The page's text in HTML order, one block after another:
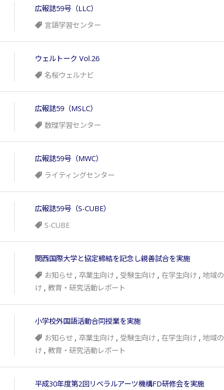
広報誌59号（LLC）
言語学習センター
ウェルトーク Vol.26
名桜ウェルナビ
広報誌59（MSLC）
数理学習センター
広報誌59号（MWC）
ライティングセンター
広報誌59号（S-CUBE）
S-CUBE
関西国際大学と協定締結を記念し親善試合を実施
お知らせ , 卒業生向け , 受験生向け , 在学生向け , 地域
け , 教育・研究活動レポート
小学校外国語活動合同授業を実施
お知らせ , 卒業生向け , 受験生向け , 在学生向け , 地域
け , 教育・研究活動レポート
平成30年度第2回リベラルアーツ機構FD研修会を実施